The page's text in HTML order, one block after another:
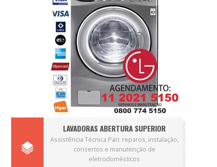
LAVADORAS ABERTURA SUPERIOR
Assistência Técnica Pari: reparos, instalação,
consertos e manutenção de
eletrodomésticos